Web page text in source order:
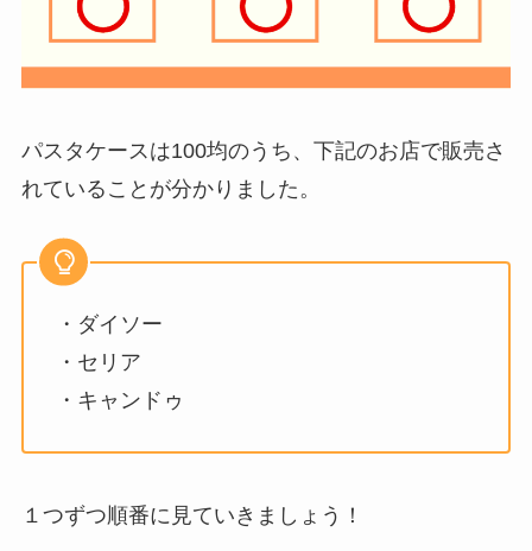
パスタケースは100均のうち、下記のお店で販売さ
れていることが分かりました。
・ダイソー
・セリア
・キャンドゥ
１つずつ順番に見ていきましょう！